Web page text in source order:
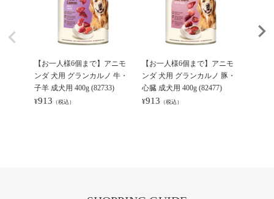
【お一人様6個まで】アニモ
ンダ 犬用 グランカルノ 牛・
子羊 成犬用 400g (82733)
¥913 （税込）
【お一人様6個まで】アニモ
ンダ 犬用 グランカルノ 豚・
心臓 成犬用 400g (82477)
¥913 （税込）